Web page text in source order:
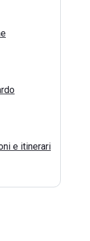
e itinerari